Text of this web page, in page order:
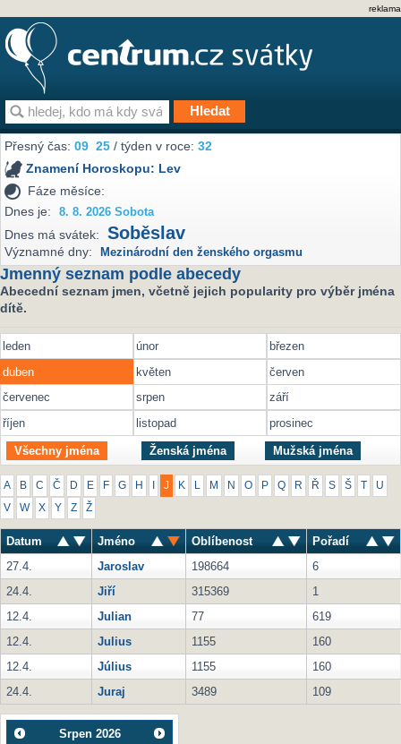
reklama
Přesný čas:09 25 / týden v roce:32
Znamení Horoskopu: Lev
Fáze měsíce:
Dnes je:
8. 8. 2026 Sobota
Dnes má svátek: Soběslav
Významné dny: Mezinárodní den ženského orgasmu
Jmenný seznam podle abecedy
Abecední seznam jmen, včetně jejich popularity pro výběr jména
dítě.
leden únor
březen
duben
květen
červen
červenec
srpen
září
říjen
listopad prosinec
Všechny jména Ženská jména Mužská jména
A B C Č D E F G H J K M N O P Q R Ř S Š U
V W X Y Z Ž
Datum Jméno Oblíbenost
Pořadí
27.4.
Jaroslav 198664
6
24.4.
Jiří 315369
1
12.4.
Julian 77
619
12.4.
Julius 1155
160
12.4.
Július 1155
160
24.4.
Juraj 3489 109
Srpen 2026